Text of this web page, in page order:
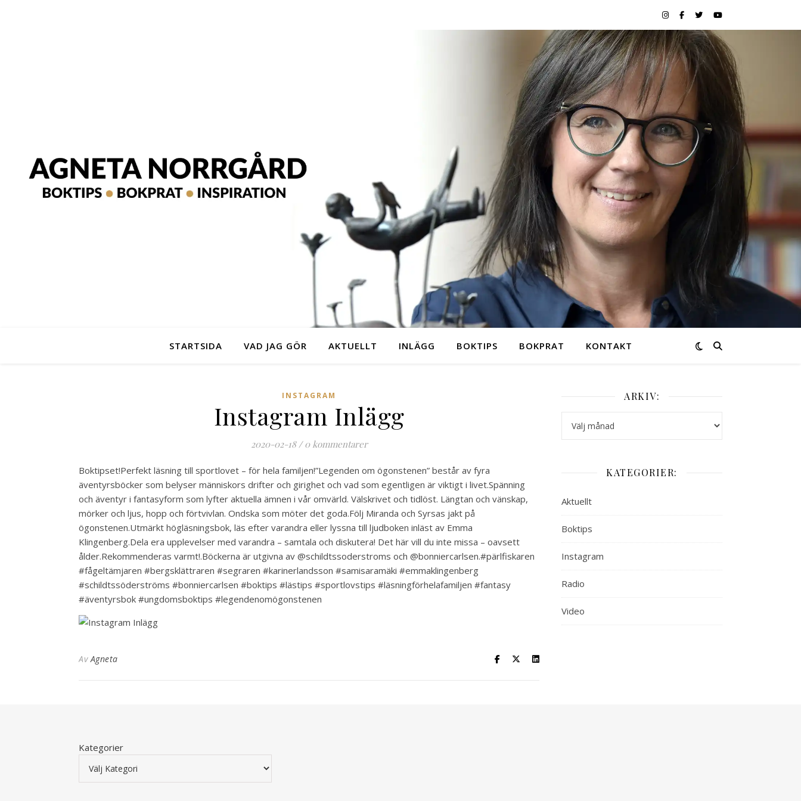
STARTSIDA VAD JAG GÖR AKTUELLT INLÄGG BOKTIPS BOKPRAT KONTAKT
INSTAGRAM
Instagram Inlägg
2020-02-18 / 0 kommentarer
Boktipset!Perfekt läsning till sportlovet – för hela familjen!️”Legenden om ögonstenen” består av fyra
äventyrsböcker som belyser människors drifter och girighet och vad som egentligen är viktigt i livet.Spänning
och äventyr i fantasyform som lyfter aktuella ämnen i vår omvärld. Välskrivet och tidlöst. Längtan och vänskap,
mörker och ljus, hopp och förtvivlan. Ondska som möter det goda.Följ Miranda och Syrsas jakt på
ögonstenen.Utmärkt högläsningsbok, läs efter varandra eller lyssna till ljudboken inläst av Emma
Klingenberg.Dela era upplevelser med varandra – samtala och diskutera! Det här vill du inte missa – oavsett
ålder.Rekommenderas varmt!.Böckerna är utgivna av @schildtssoderstroms och @bonniercarlsen.#pärlfiskaren
#fågeltämjaren #bergsklättraren #segraren #karinerlandsson #samisaramäki #emmaklingenberg
#schildtssöderströms #bonniercarlsen #boktips #lästips #sportlovstips #läsningförhelafamiljen #fantasy
#äventyrsbok #ungdomsboktips #legendenomögonstenen
AvAgneta
ARKIV:
KATEGORIER:
Aktuellt
Boktips
Instagram
Radio
Video
Kategorier